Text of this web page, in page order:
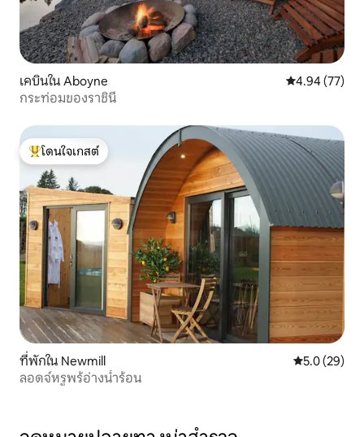
เคบินใน Aboyne คะแนนเฉลี่ย
4.94 (77)
กระท่อมของราชินี
โดนใจเกสต์ที่สุด
โดนใจเกสต์
ที่พักใน Newmill คะแนนเฉลี่ย
5.0 (29)
ลอดจ์หรูพร้อ่างน้ำร้อน